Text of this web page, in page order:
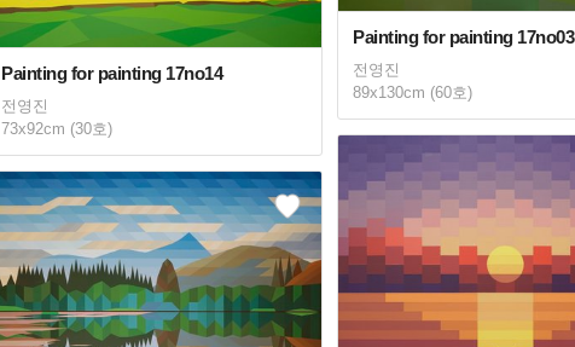
Painting for painting 17no14
전영진
73x92cm (30호)
Painting for painting 17no03
전영진
89x130cm (60호)